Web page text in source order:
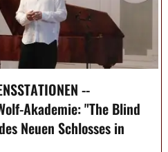
--
Akademie: "The Blind
Neuen Schlosses in